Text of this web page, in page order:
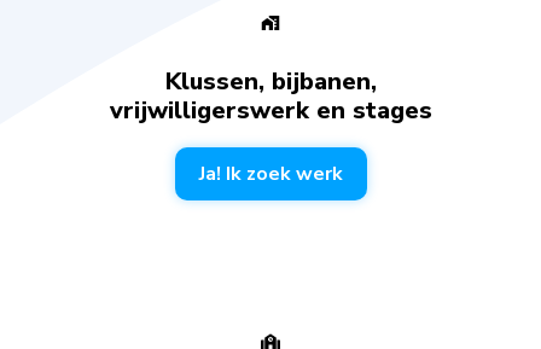
Klussen, bijbanen,
vrijwilligerswerk en stages
Ja! Ik zoek werk